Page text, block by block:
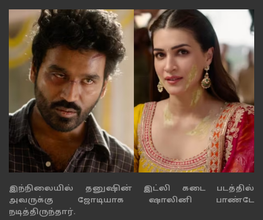
இந்நிலையில் தனுஷின் இட்லி கடை படத்தில்
அவருக்கு ஜோடியாக ஷாலினி பாண்டே
நடித்திருந்தார்.